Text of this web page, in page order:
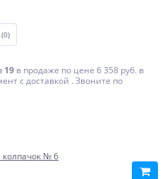
(0)
19 в продаже по цене 6 358 руб. в
с доставкой . Звоните по
№ 6